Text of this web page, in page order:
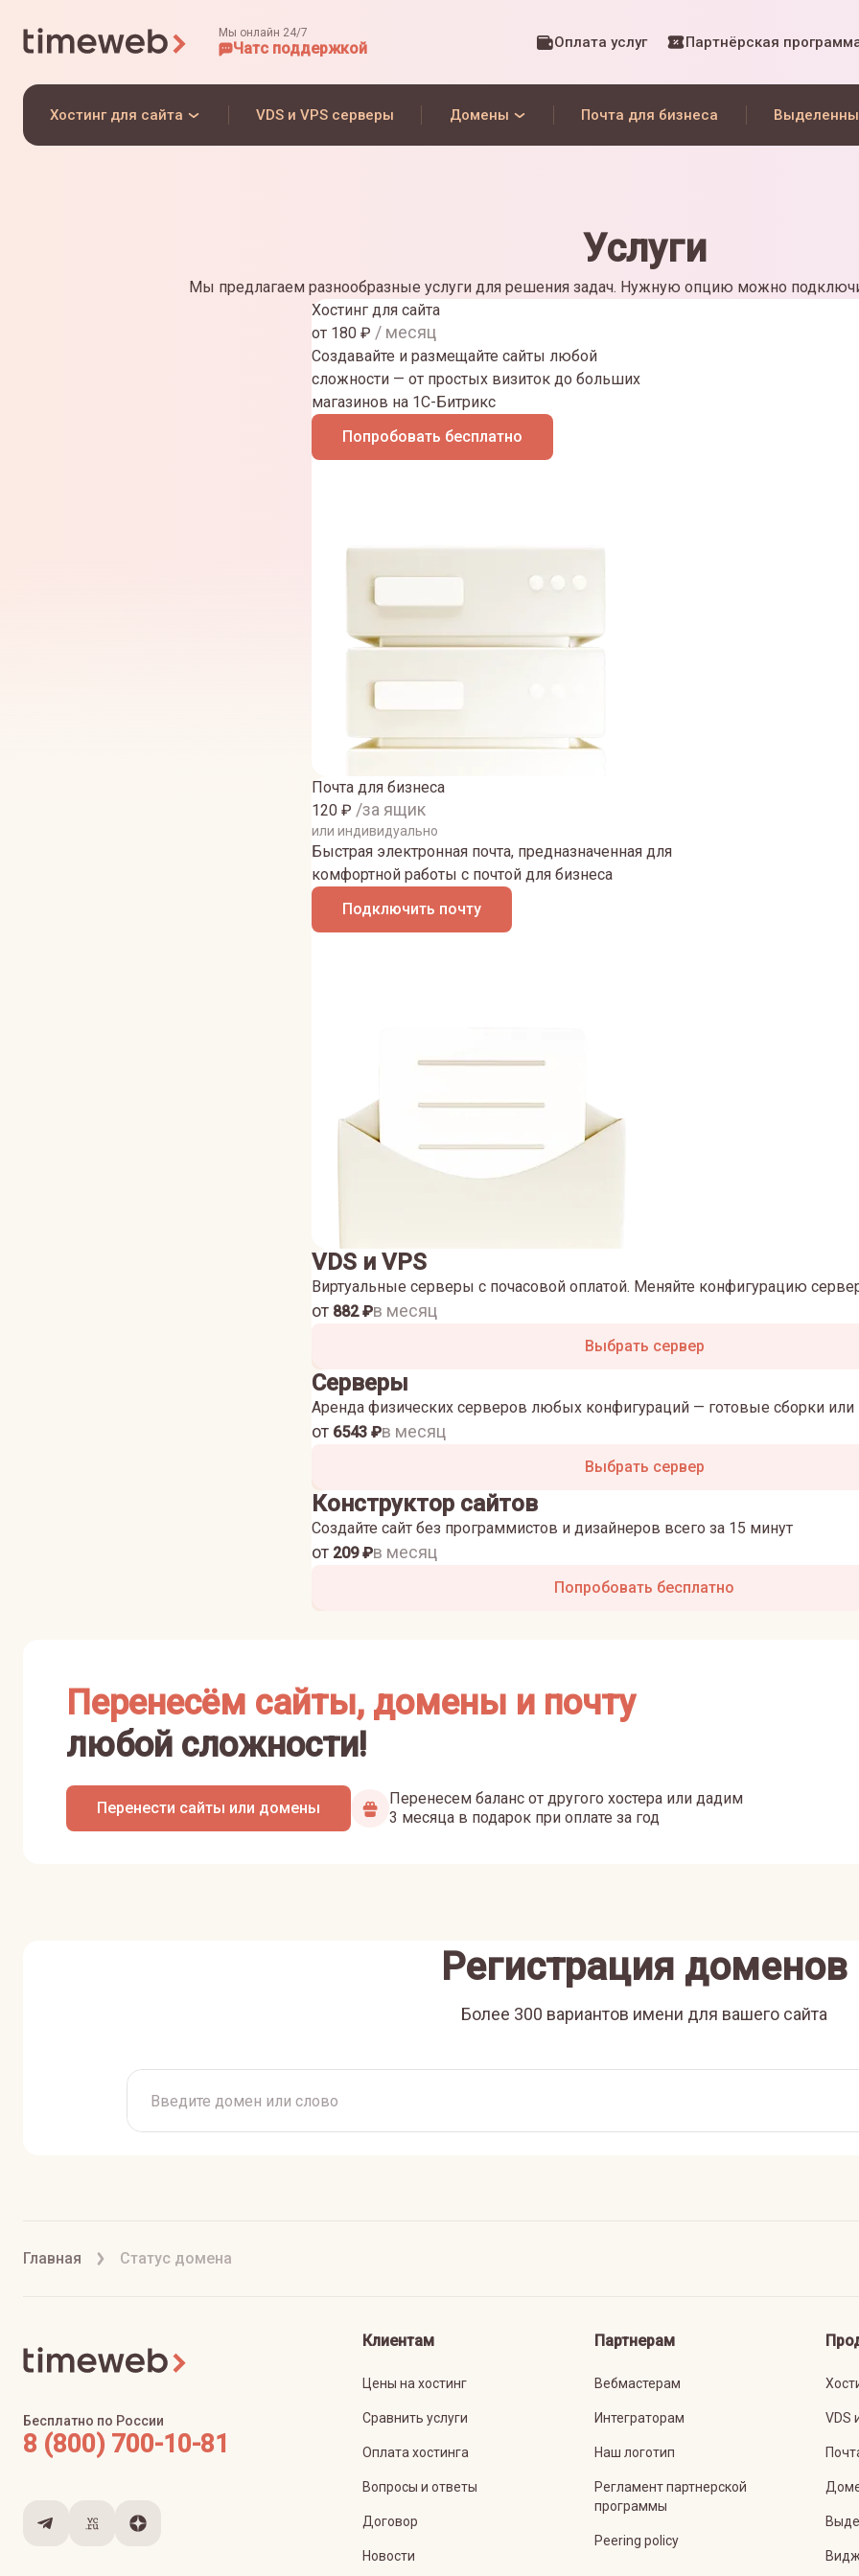
Мы онлайн 24/7
Чатс поддержкой Оплата услуг Партнёрская
Хостинг для сайта VDS и VPS серверы Домены Почта для бизнеса
Услуги
Мы предлагаем разнообразные услуги для решения задач. Нужную опцию можно
Хостинг для сайта
от 180 ₽ / месяц
Создавайте и размещайте сайты любой
сложности — от простых визиток до больших
магазинов на 1С-Битрикс
Попробовать бесплатно
Почта для бизнеса
120 ₽ /за ящик
или индивидуально
Быстрая электронная почта, предназначенная для
комфортной работы с почтой для бизнеса
Подключить почту
VDS и VPS
Виртуальные серверы с почасовой оплатой. Меняйте конфигурацию
от 882₽в месяц
Выбрать сервер
Серверы
Аренда физических серверов любых конфигураций — готовые сборки или
от 6543 ₽в месяц
Выбрать сервер
Конструктор сайтов
Создайте сайт без программистов и дизайнеров всего за 15 минут
от 209₽в месяц
Попробовать бесплатно
Перенесём сайты, домены и почту
любой сложности!
Перенести сайты или домены
Перенесем баланс от другого хостера или дадим
3 месяца в подарок при оплате за год
Регистрация доменов
Более 300 вариантов имени для вашего сайта
Главная Статус домена
Бесплатно по России
8 (800) 700-10-81
Клиентам
Цены на хостинг
Сравнить услуги
Оплата хостинга
Вопросы и ответы
Договор
Новости
Партнерам
Вебмастерам
Интеграторам
Наш логотип
Регламент партнерской
программы
Peering policy
VDS